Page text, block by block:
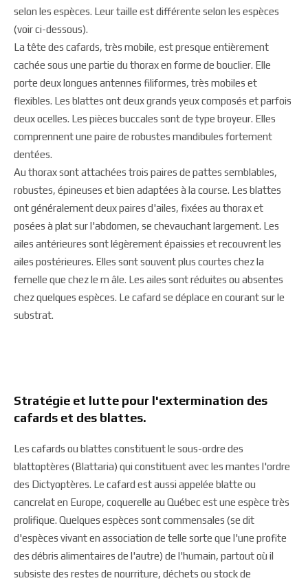
selon les espèces. Leur taille est différente selon les espèces
(voir ci-dessous).
La tête des cafards, très mobile, est presque entièrement
cachée sous une partie du thorax en forme de bouclier. Elle
porte deux longues antennes filiformes, très mobiles et
flexibles. Les blattes ont deux grands yeux composés et parfois
deux ocelles. Les pièces buccales sont de type broyeur. Elles
comprennent une paire de robustes mandibules fortement
dentées.
Au thorax sont attachées trois paires de pattes semblables,
robustes, épineuses et bien adaptées à la course. Les blattes
ont généralement deux paires d'ailes, fixées au thorax et
posées à plat sur l'abdomen, se chevauchant largement. Les
ailes antérieures sont légèrement épaissies et recouvrent les
ailes postérieures. Elles sont souvent plus courtes chez la
femelle que chez le m âle. Les ailes sont réduites ou absentes
chez quelques espèces. Le cafard se déplace en courant sur le
substrat.
Stratégie et lutte pour l'extermination des
cafards et des blattes.
Les cafards ou blattes constituent le sous-ordre des
blattoptères (Blattaria) qui constituent avec les mantes l'ordre
des Dictyoptères. Le cafard est aussi appelée blatte ou
cancrelat en Europe, coquerelle au Québec est une espèce très
prolifique. Quelques espèces sont commensales (se dit
d'espèces vivant en association de telle sorte que l'une profite
des débris alimentaires de l'autre) de l'humain, partout où il
subsiste des restes de nourriture, déchets ou stock de